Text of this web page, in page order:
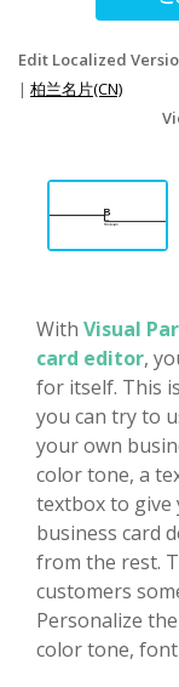
Edit Localized
| 柏兰名片(CN)
With Visual
card editor,
for itself. This
you can try to
your own
color tone, a
textbox to
business card
from the rest.
customers
Personalize
color tone,